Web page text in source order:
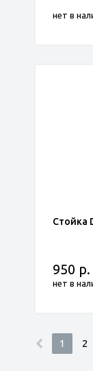
нет в
Стойка
950 р.
нет в
1 2